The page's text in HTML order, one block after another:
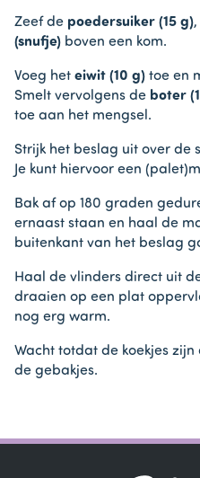
Zeef de poedersuiker (15 g),
(snufje) boven een kom.
Voeg het eiwit (10 g) toe en
Smelt vervolgens de boter
toe aan het mengsel.
Strijk het beslag uit over de
Je kunt hiervoor een
Bak af op 180 graden
ernaast staan en haal de
buitenkant van het beslag
Haal de vlinders direct uit
draaien op een plat
nog erg warm.
Wacht totdat de koekjes
de gebakjes.